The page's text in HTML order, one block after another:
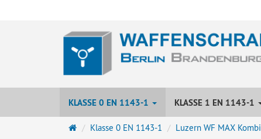
KLASSE 0 EN 1143-1 KLASSE 1 EN 1143-1
Startseite
Klasse 0 EN 1143-1 Luzern WF MAX Kombi